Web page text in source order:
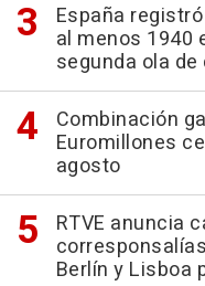
España
al menos 1940
segunda ola
Combinación
Euromillones
agosto
RTVE anuncia
Berlín y Lisboa